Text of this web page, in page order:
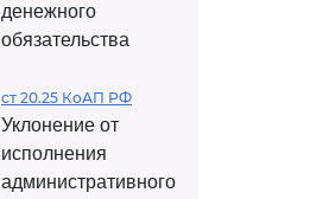
денежного
обязательства
ст 20.25 КоАП РФ
Уклонение от
исполнения
административного